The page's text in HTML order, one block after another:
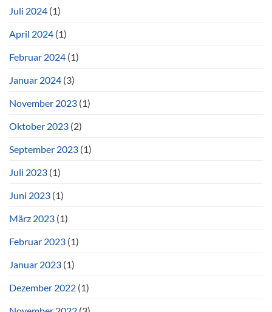
Juli 2024 (1)
April 2024 (1)
Februar 2024 (1)
Januar 2024 (3)
November 2023 (1)
Oktober 2023 (2)
September 2023 (1)
Juli 2023 (1)
Juni 2023 (1)
März 2023 (1)
Februar 2023 (1)
Januar 2023 (1)
Dezember 2022 (1)